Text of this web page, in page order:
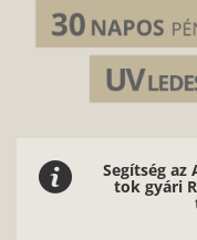
Segítség az
tok gyári